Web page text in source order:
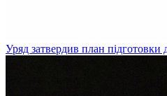
Уряд затвердив план